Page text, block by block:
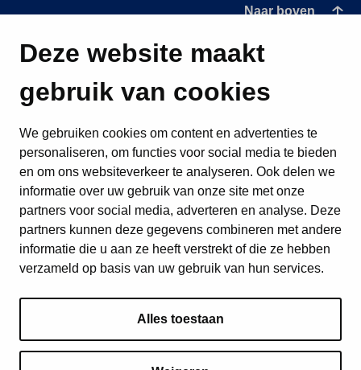
Deze website maakt
gebruik van cookies
We gebruiken cookies om content en advertenties te
personaliseren, om functies voor social media te bieden
en om ons websiteverkeer te analyseren. Ook delen we
informatie over uw gebruik van onze site met onze
partners voor social media, adverteren en analyse. Deze
partners kunnen deze gegevens combineren met andere
informatie die u aan ze heeft verstrekt of die ze hebben
verzameld op basis van uw gebruik van hun services.
Alles toestaan
Naar boven